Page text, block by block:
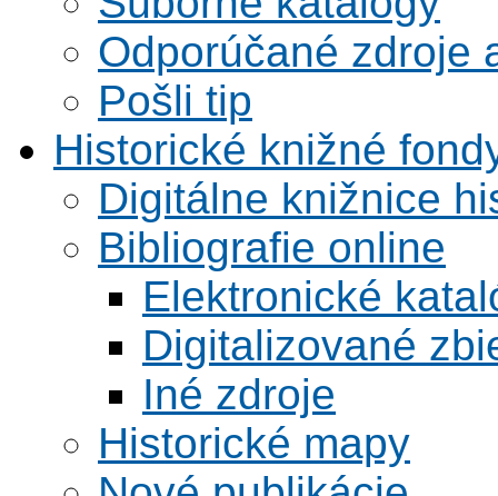
Odporúčané zdroje
Pošli tip
Historické knižné
Digitálne knižnice
Bibliografie online
Elektronické
Digitalizované
Iné zdroje
Historické mapy